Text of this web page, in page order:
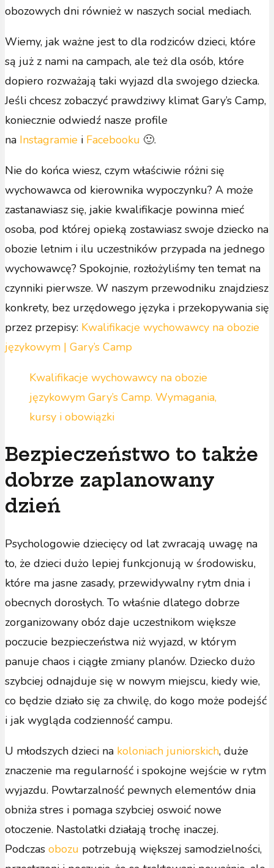
obozowych dni również w naszych social mediach.
Wiemy, jak ważne jest to dla rodziców dzieci, które
są już z nami na campach, ale też dla osób, które
dopiero rozważają taki wyjazd dla swojego dziecka.
Jeśli chcesz zobaczyć prawdziwy klimat Gary’s Camp,
koniecznie odwiedź nasze profile
na Instagramie i Facebooku 🙂.
Nie do końca wiesz, czym właściwie różni się
wychowawca od kierownika wypoczynku? A może
zastanawiasz się, jakie kwalifikacje powinna mieć
osoba, pod której opieką zostawiasz swoje dziecko na
obozie letnim i ilu uczestników przypada na jednego
wychowawcę? Spokojnie, rozłożyliśmy ten temat na
czynniki pierwsze. W naszym przewodniku znajdziesz
konkrety, bez urzędowego języka i przekopywania się
przez przepisy: Kwalifikacje wychowawcy na obozie
językowym | Gary’s Camp
Kwalifikacje wychowawcy na obozie
językowym Gary’s Camp. Wymagania,
kursy i obowiązki
Bezpieczeństwo to także
dobrze zaplanowany
dzień
Psychologowie dziecięcy od lat zwracają uwagę na
to, że dzieci dużo lepiej funkcjonują w środowisku,
które ma jasne zasady, przewidywalny rytm dnia i
obecnych dorosłych. To właśnie dlatego dobrze
zorganizowany obóz daje uczestnikom większe
poczucie bezpieczeństwa niż wyjazd, w którym
panuje chaos i ciągłe zmiany planów. Dziecko dużo
szybciej odnajduje się w nowym miejscu, kiedy wie,
co będzie działo się za chwilę, do kogo może podejść
i jak wygląda codzienność campu.
U młodszych dzieci na koloniach juniorskich, duże
znaczenie ma regularność i spokojne wejście w rytm
wyjazdu. Powtarzalność pewnych elementów dnia
obniża stres i pomaga szybciej oswoić nowe
otoczenie. Nastolatki działają trochę inaczej.
Podczas obozu potrzebują większej samodzielności,